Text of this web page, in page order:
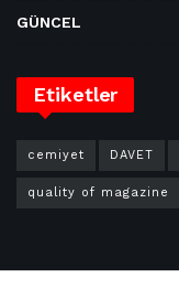
GÜNCEL
Etiketler
cemiyet DAVET
quality of magazine